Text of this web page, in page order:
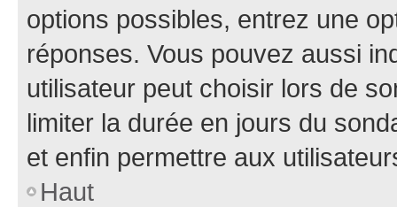
options possibles, entrez une
réponses. Vous pouvez aussi
utilisateur peut choisir lors de
limiter la durée en jours du
et enfin permettre aux
Haut